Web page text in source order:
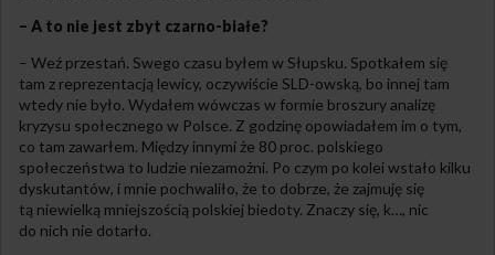
– A to nie jest zbyt czarno-białe?
– Weź przestań. Swego czasu byłem w Słupsku. Spotkałem się
tam z reprezentacją lewicy, oczywiście SLD-owską, bo innej tam
wtedy nie było. Wydałem wówczas w formie broszury analizę
kryzysu społecznego w Polsce. Z godzinę opowiadałem im o tym,
co tam zawarłem. Między innymi że 80 proc. polskiego
społeczeństwa to ludzie niezamożni. Po czym po kolei wstało kilku
dyskutantów, i mnie pochwaliło, że to dobrze, że zajmuję się
tą niewielką mniejszością polskiej biedoty. Znaczy się, k…, nic
do nich nie dotarło.